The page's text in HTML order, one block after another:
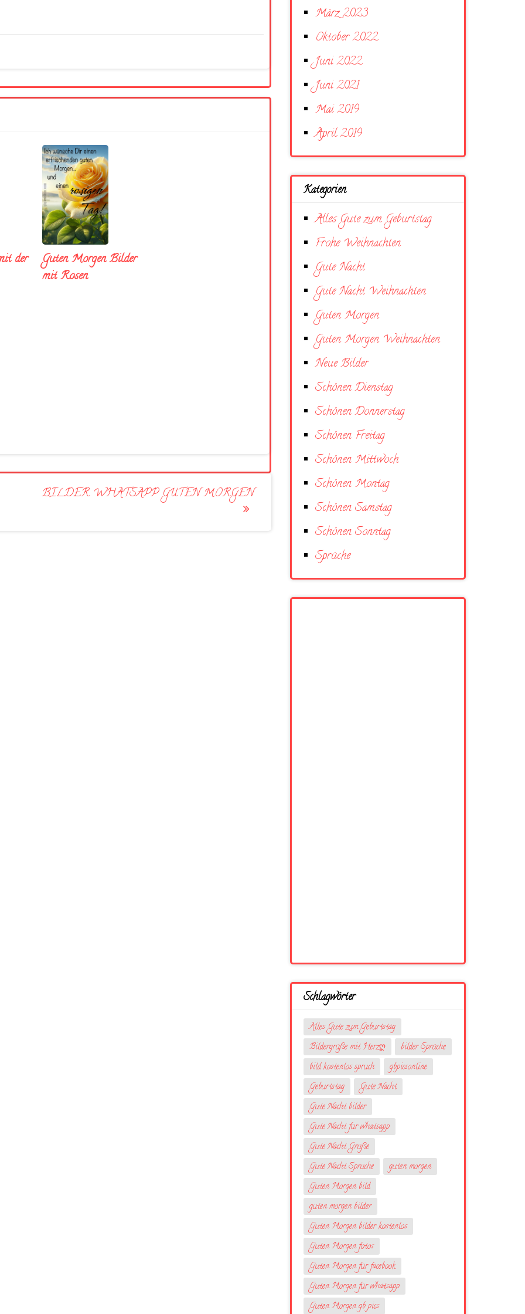
der
Guten Morgen Bilder
mit Rosen
BILDER WHATSAPP GUTEN MORGEN
März 2023
Oktober 2022
Juni 2022
Juni 2021
Mai 2019
April 2019
Kategorien
Alles Gute zum Geburtstag
Frohe Weihnachten
Gute Nacht
Gute Nacht Weihnachten
Guten Morgen
Guten Morgen Weihnachten
Neue Bilder
Schönen Dienstag
Schönen Donnerstag
Schönen Freitag
Schönen Mittwoch
Schönen Montag
Schönen Samstag
Schönen Sonntag
Sprüche
Schlagwörter
Alles Gute zum Geburtstag
Bildergrüße mit Herzღ
bilder Sprüche
bild kostenlos spruch
gbpicsonline
Geburtstag
Gute Nacht
Gute Nacht bilder
Gute Nacht für whatsapp
Gute Nacht Grüße
Gute Nacht Sprüche
guten morgen
Guten Morgen bild
guten morgen bilder
Guten Morgen bilder kostenlos
Guten Morgen fotos
Guten Morgen für facebook
Guten Morgen für whatsapp
Guten Morgen gb pics